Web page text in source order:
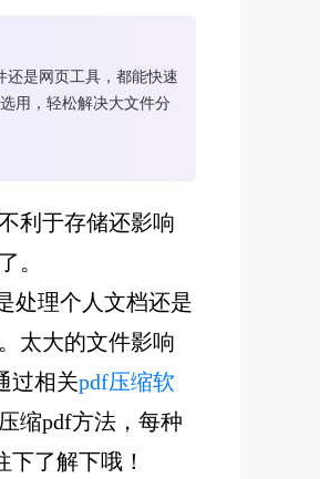
还是网页工具，都能快速
用，轻松解决大文件分
利于存储还影响
。
处理个人文档还是
太大的文件影响
过相关pdf压缩软
缩pdf方法，每种
了解下哦！